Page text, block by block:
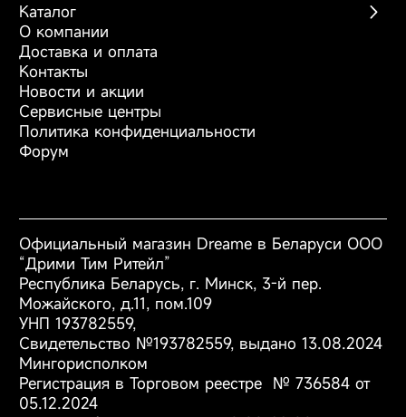
Каталог
Беспроводные пылесосы
Роботы-пылесосы
Моющие пылесосы
Фены
Аксессуары
О компании
Доставка и оплата
Контакты
Новости и акции
Сервисные центры
Политика конфиденциальности
Форум
Официальный магазин Dreame в Беларуси ООО
“Дрими Тим Ритейл”
Республика Беларусь, г. Минск, 3-й пер.
Можайского, д.11, пом.109
УНП 193782559,
Свидетельство №193782559, выдано 13.08.2024
Мингорисполком
Регистрация в Торговом реестре № 736584 от
05.12.2024